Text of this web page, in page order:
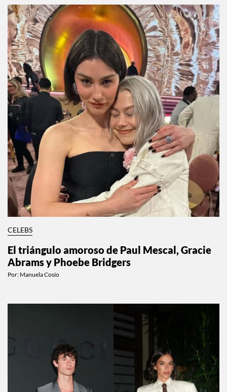
CELEBS
Tom Holland y Zendaya celebraron su boda
esta semana
Por:
El triángulo amoroso de Paul Mescal, Gracie